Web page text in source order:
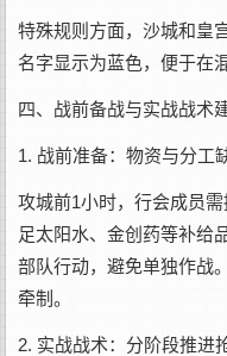
特殊规则方面，沙城和皇
名字显示为蓝色，便于在
四、战前备战与实战战术
1. 战前准备：物资与分工
攻城前1小时，行会成员
足太阳水、金创药等补给
部队行动，避免单独作战
牵制。
2. 实战战术：分阶段推进